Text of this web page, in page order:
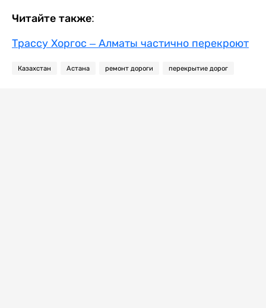
Читайте также:
Трассу Хоргос – Алматы частично перекроют
Казахстан Астана ремонт дороги перекрытие дорог